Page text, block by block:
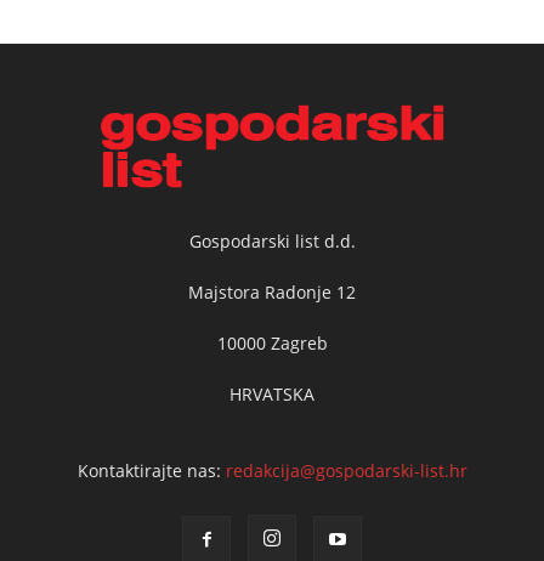
Gospodarski list d.d.
Majstora Radonje 12
10000 Zagreb
HRVATSKA
Kontaktirajte nas: redakcija@gospodarski-list.hr